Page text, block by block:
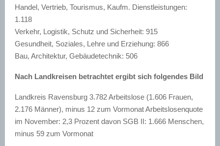
Handel, Vertrieb, Tourismus, Kaufm. Dienstleistungen:
1.118
Verkehr, Logistik, Schutz und Sicherheit: 915
Gesundheit, Soziales, Lehre und Erziehung: 866
Bau, Architektur, Gebäudetechnik: 506
Nach Landkreisen betrachtet ergibt sich folgendes Bild
Landkreis Ravensburg 3.782 Arbeitslose (1.606 Frauen,
2.176 Männer), minus 12 zum Vormonat Arbeitslosenquote
im November: 2,3 Prozent davon SGB II: 1.666 Menschen,
minus 59 zum Vormonat